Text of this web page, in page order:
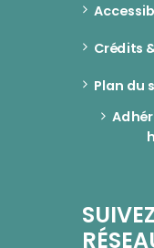
Crédits
Plan du